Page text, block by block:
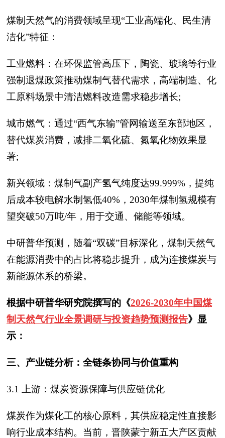
煤制天然气的消费领域呈现“工业高端化、民生清
洁化”特征：
工业燃料：在环保监管高压下，陶瓷、玻璃等行业
强制退煤政策推动煤制气替代需求，高端制造、化
工原料场景中清洁燃料改造需求稳步增长;
城市燃气：通过“西气东输”管网输送至东部地区，
替代煤炭消费，减排二氧化硫、氮氧化物效果显
著;
新兴领域：煤制气副产氢气纯度达99.999%，提纯
后成本较电解水制氢低40%，2030年煤制氢规模有
望突破50万吨/年，用于交通、储能等领域。
中研普华预测，随着“双碳”目标深化，煤制天然气
在能源消费中的占比将稳步提升，成为连接煤炭与
新能源体系的桥梁。
根据中研普华研究院撰写的《2026-2030年中国煤
制天然气行业全景调研与投资趋势预测报告》显
示：
三、产业链分析：全链条协同与价值重构
3.1 上游：煤炭资源保障与供应链优化
煤炭作为煤化工的核心原料，其供应稳定性直接影
响行业成本结构。当前，晋陕蒙宁新五大产区贡献